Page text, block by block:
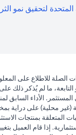
لتحقيق نمو
الصلة للاطلاع على
ما لم يُذكر ذلك على
الأداء السابق
(غير محلية) على دراية
المتعلقة بمنتجات
إذا قام العميل